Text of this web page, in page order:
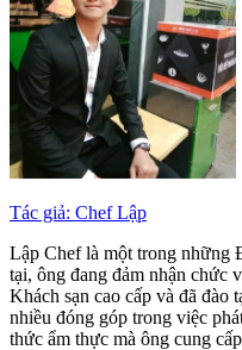
Tác giả: Chef Lập
Lập Chef là một trong những
tại, ông đang đảm nhận chức
Khách sạn cao cấp và đã đào
nhiều đóng góp trong việc
thức ẩm thực mà ông cung